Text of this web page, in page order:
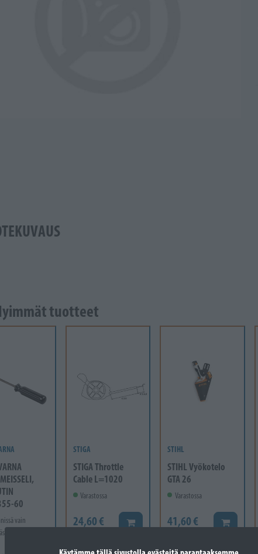
tuotteet
60
vain
STIGA
STIGA Throttle
Cable L=1020
Varastossa
24,60 € Lisää koriin
STIHL
STIHL Vyökotelo
GTA 26
Varastossa
41,60 € Lisää koriin